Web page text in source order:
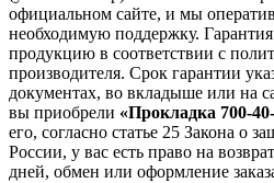
официальном сайте, и мы
необходимую поддержку.
продукцию в соответствии с
производителя. Срок гарантии
документах, во вкладыше или на
вы приобрели «Прокладка 700-
его, согласно статье 25 Закона о
России, у вас есть право на
дней, обмен или оформление